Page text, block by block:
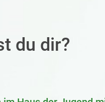
du dir?